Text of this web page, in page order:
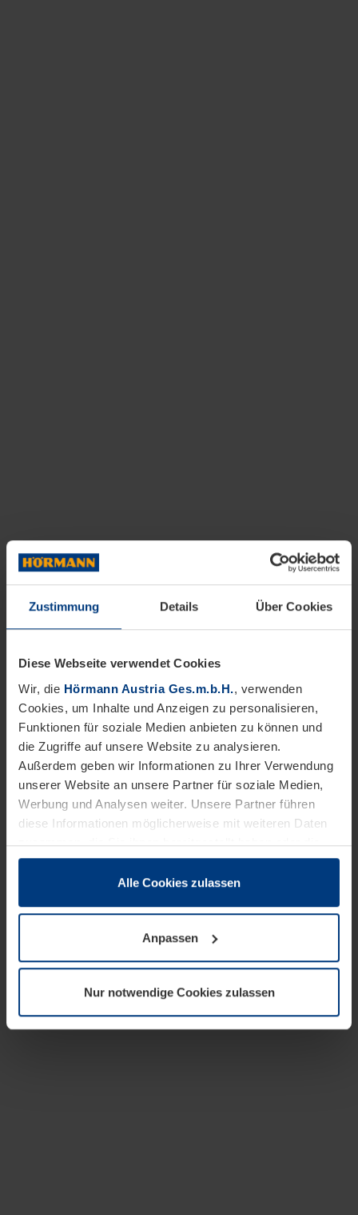
Zustimmung Details Über Cookies
Diese Webseite verwendet Cookies
Wir, die Hörmann Austria Ges.m.b.H., verwenden
Cookies, um Inhalte und Anzeigen zu personalisieren,
Funktionen für soziale Medien anbieten zu können und
die Zugriffe auf unsere Website zu analysieren.
Außerdem geben wir Informationen zu Ihrer Verwendung
unserer Website an unsere Partner für soziale Medien,
Werbung und Analysen weiter. Unsere Partner führen
diese Informationen möglicherweise mit weiteren Daten
zusammen, die Sie ihnen bereitgestellt haben oder die
sie im Rahmen Ihrer Nutzung der Dienste gesammelt
wenn diese für den Betrieb dieser Seite unbedingt
notwendig sind. Für alle anderen Cookie-Typen benötigen
wir Ihre Erlaubnis. Ihre Einwilligung können Sie jederzeit
Datenschutzerklärungunserer Website ändern oder
widerrufen.
Alle Cookies zulassen
Anpassen
Nur notwendige Cookies zulassen